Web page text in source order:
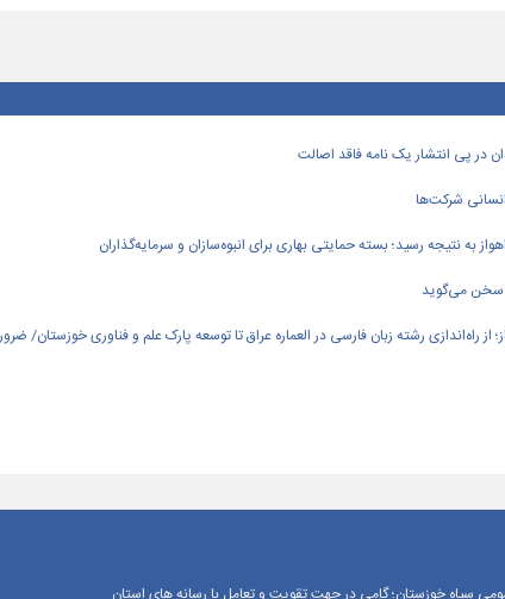
در پی انتشار یک نامه فاقد اصالت
شرکت‌ها
به نتیجه رسید؛ بسته حمایتی بهاری برای انبوه‌سازان و سرمایه‌گذاران
سخن می‌گوید
از راه‌اندازی رشته زبان فارسی در العماره عراق تا توسعه پارک علم و فناوری خوزستان/
سپاه خوزستان؛ گامی در جهت تقویت و تعامل با رسانه‌ های استان